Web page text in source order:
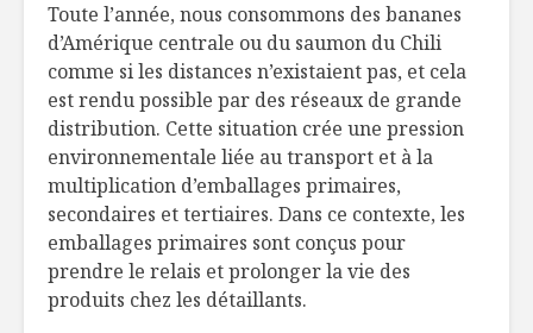
Toute l’année, nous consommons des bananes
d’Amérique centrale ou du saumon du Chili
comme si les distances n’existaient pas, et cela
est rendu possible par des réseaux de grande
distribution. Cette situation crée une pression
environnementale liée au transport et à la
multiplication d’emballages primaires,
secondaires et tertiaires. Dans ce contexte, les
emballages primaires sont conçus pour
prendre le relais et prolonger la vie des
produits chez les détaillants.